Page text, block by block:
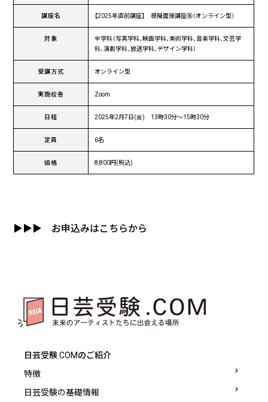
講座名 【2025年直前講座】 模擬面接講座⑯（オンライン型）
対象
全学科（写真学科、映画学科、美術学科、音楽学科、文芸学
科、演劇学科、放送学科、デザイン学科）
受講方式 オンライン型
実施校舎 Zoom
日程 2025年2月7日(金) 13時30分〜15時30分
定員 6名
価格 8,800円(税込)
▶▶▶ お申込みはこちらから
日芸受験.COMのご紹介
特徴
日芸受験の基礎情報